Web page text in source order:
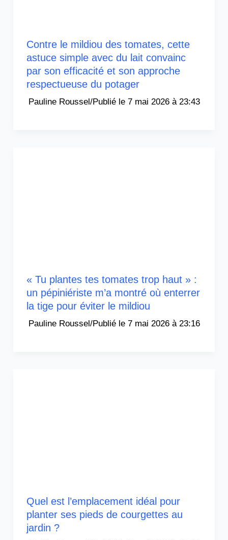
Contre le mildiou des tomates, cette
astuce simple avec du lait convainc
par son efficacité et son approche
respectueuse du potager
Pauline Roussel/ 7 mai 2026 à 23:43
« Tu plantes tes tomates trop haut » :
un pépiniériste m’a montré où enterrer
la tige pour éviter le mildiou
Pauline Roussel/ 7 mai 2026 à 23:16
Quel est l’emplacement idéal pour
planter ses pieds de courgettes au
jardin ?